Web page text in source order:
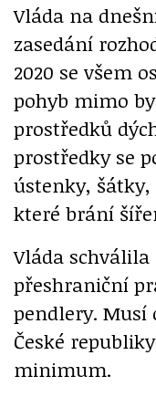
Vláda na
zasedání
2020 se všem
pohyb mimo
prostředků
prostředky se
ústenky,
které brání
Vláda
přeshraniční
pendlery. Musí
České
minimum.